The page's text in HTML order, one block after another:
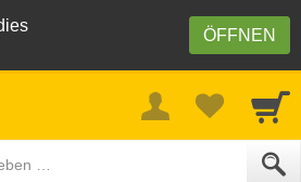
ÖFFNEN